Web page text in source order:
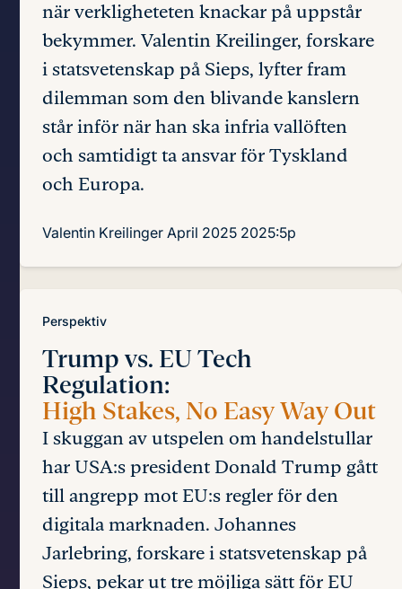
när verkligheteten knackar på uppstår
bekymmer. Valentin Kreilinger, forskare
i statsvetenskap på Sieps, lyfter fram
dilemman som den blivande kanslern
står inför när han ska infria vallöften
och samtidigt ta ansvar för Tyskland
och Europa.
Valentin Kreilinger April 2025 2025:5p
Perspektiv
Trump vs. EU Tech
Regulation:
High Stakes, No Easy Way Out
I skuggan av utspelen om handelstullar
har USA:s president Donald Trump gått
till angrepp mot EU:s regler för den
digitala marknaden. Johannes
Jarlebring, forskare i statsvetenskap på
Sieps, pekar ut tre möjliga sätt för EU